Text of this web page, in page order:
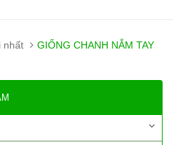
nhất GIỐNG CHANH NẮM TAY